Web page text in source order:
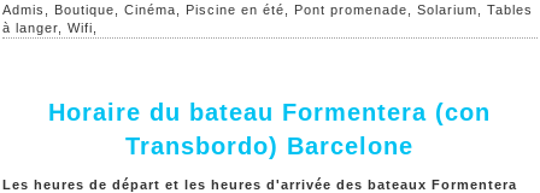
Admis, Boutique, Cinéma, Piscine en été, Pont promenade, Solarium, Tables
à langer, Wifi,
Horaire du bateau Formentera (con
Transbordo) Barcelone
Les heures de départ et les heures d'arrivée des bateaux Formentera